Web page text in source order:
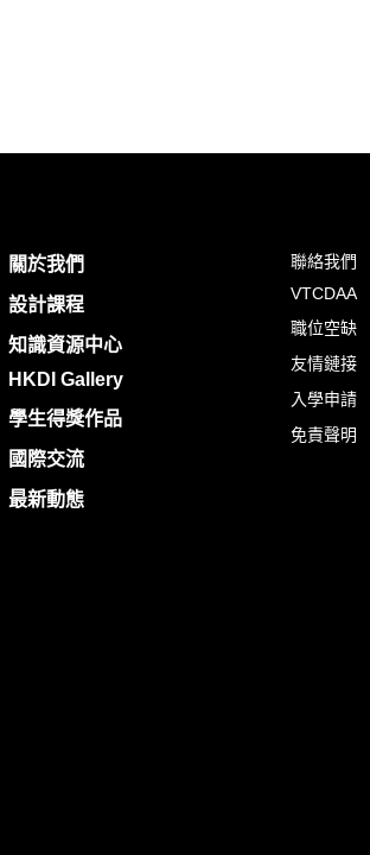
關於我們
設計課程
知識資源中心
HKDI Gallery
學生得獎作品
國際交流
最新動態
聯絡我們
VTCDAA
職位空缺
友情鏈接
入學申請
免責聲明